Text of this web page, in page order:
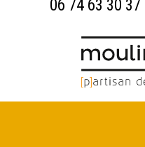
06 74 63 30 37